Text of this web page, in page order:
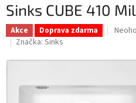
Sinks CUBE 410
Akce Doprava zdarma
je
z
5
Značka: Sinks